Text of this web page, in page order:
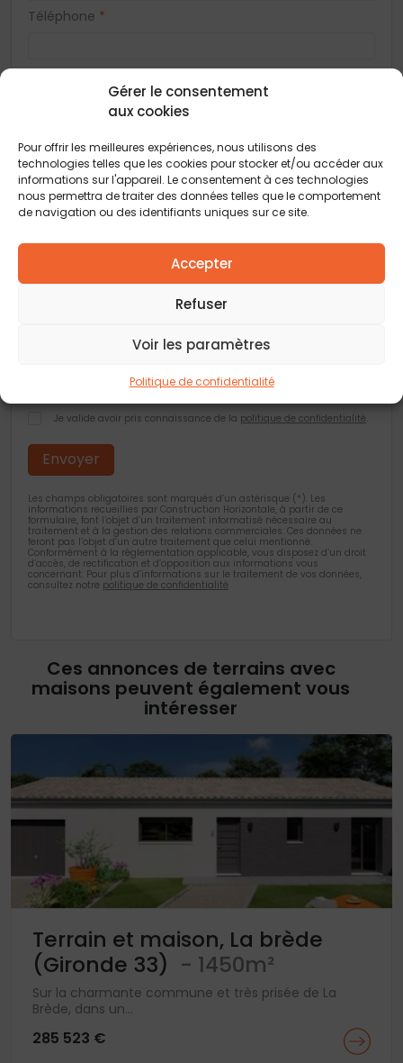
Gérer le consentement
aux cookies
Pour offrir les meilleures expériences, nous utilisons des
technologies telles que les cookies pour stocker et/ou accéder aux
informations sur l'appareil. Le consentement à ces technologies
nous permettra de traiter des données telles que le comportement
de navigation ou des identifiants uniques sur ce site.
Accepter
Refuser
Voir les paramètres
Politique de confidentialité
Téléphone *
Code postal*
similaires de la part de Construction Horizontale
similaires de la part de nos partenaires
Je valide avoir pris connaissance de la politique de confidentialité
Les champs obligatoires sont marqués d’un astérisque (*). Les
informations recueillies par Construction Horizontale, à partir de ce
formulaire, font l’objet d’un traitement informatisé nécessaire au
traitement et à la gestion des relations commerciales. Ces données ne
feront pas l’objet d’un autre traitement que celui mentionné.
Conformément à la règlementation applicable, vous disposez d’un droit
d’accès, de rectification et d’opposition aux informations vous
concernant. Pour plus d’informations sur le traitement de vos données,
consultez notre politique de confidentialité
Ces annonces de terrains avec
maisons peuvent également vous
intéresser
Terrain et maison, La brède
(Gironde 33) - 1450m²
Sur la charmante commune et très prisée de La
Brède, dans un...
285 523 €